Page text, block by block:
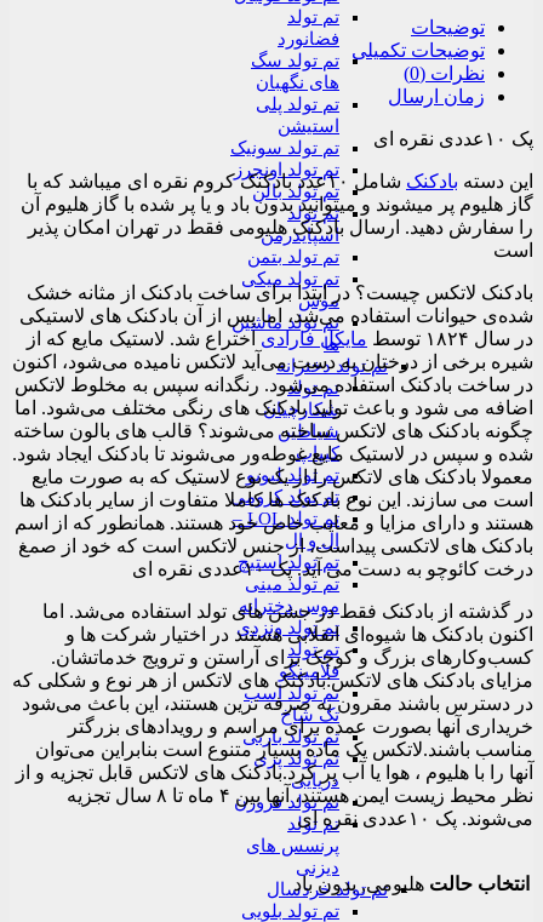
تم تولد
فضانورد
تم تولد سگ
های نگهبان
تم تولد پلی
استیشن
تم تولد سونیک
تم تولد اونجرز
تم تولد بالن
تم تولد
اسپایدرمن
تم تولد بتمن
تم تولد میکی
موس
تم تولد ماشین
ها
تم تولد دخترانه
تم تولد
شکارچیان
شیاطین
کیپاپ
تم تولد لبوبو
تم تولد کرومی
تم تولد LOL –
ال و ال
تم تولد استیچ
تم تولد مینی
موس دخترانه
تم تولد ونزدی
تم تولد
فلامینگو
تم تولد اسب
تک شاخ
تم تولد باربی
تم تولد پری
دریایی
تم تولد فروزن
تم تولد
پرنسس های
دیزنی
تم تولد خردسال
تم تولد بلویی
توضیحات
توضیحات تکمیلی
نظرات (0)
زمان ارسال
پک ۱۰عددی نقره ای
این دسته بادکنک
شامل ۱۰عدد بادکنک کروم نقره ای میباشد که با
گاز هلیوم پر میشوند و میتوانید بدون باد و یا پر شده با گاز هلیوم آن
را سفارش دهید. ارسال بادکنک هلیومی فقط در تهران امکان پذیر
است
بادکنک لاتکس چیست؟ در ابتدا برای ساخت بادکنک از مثانه خشک
شده‌ی حیوانات استفاده می‌شد، اما پس از آن بادکنک های لاستیکی
در سال ۱۸۲۴ توسط
مایکل فارادی اختراع شد. لاستیک مایع که از
شیره برخی از درختان به دست می‌آید لاتکس نامیده می‌شود، اکنون
در ساخت بادکنک استفاده می‌شود. رنگدانه سپس به مخلوط لاتکس
اضافه می شود و باعث تولید بادکنک های رنگی مختلف می‌شود. اما
چگونه بادکنک های لاتکس ساخته می‌شوند؟ قالب های بالون ساخته
شده و سپس در لاستیک مایع غوطه‌ور می‌شوند تا بادکنک ایجاد شود.
معمولا بادکنک های لاتکس را از یک نوع لاستیک که به صورت مایع
است می سازند. این نوع بادکنک ها کاملا متفاوت از سایر بادکنک ها
هستند و دارای مزایا و معایب خاص خود هستند. همانطور که از اسم
بادکنک های لاتکسی پیداست، از جنس لاتکس است که خود از صمغ
درخت کائوچو به دست می آید. پک ۱۰عددی نقره ای
در گذشته از بادکنک فقط در جشن های تولد استفاده می‌شد. اما
اکنون بادکنک ها شیوه‌ای انقلابی هستند در اختیار شرکت ها و
کسب‌وکارهای بزرگ و کوچک برای آراستن و ترویج خدماتشان.
مزایای بادکنک های لاتکس:بادکنک های لاتکس از هر نوع و شکلی که
در دسترس باشند مقرون به صرفه ترین هستند، این باعث می‌شود
خریداری آنها بصورت عمده برای مراسم و رویدادهای بزرگتر
مناسب باشند.لاتکس یک ماده بسیار متنوع است بنابراین می‌توان
آنها را با هلیوم ، هوا یا آب پر کرد.بادکنک های لاتکس قابل تجزیه و از
نظر محیط زیست ایمن هستند، آنها بین ۴ ماه تا ۸ سال تجزیه
می‌شوند. پک ۱۰عددی نقره ای
انتخاب حالت هلیومی, بدون باد